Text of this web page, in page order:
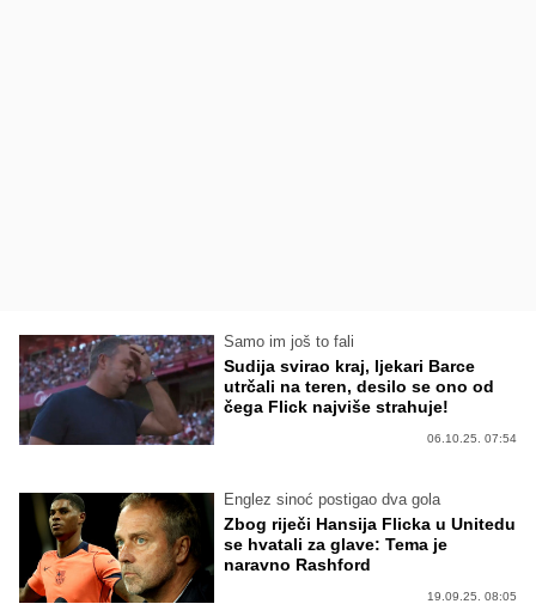
Samo im još to fali
Sudija svirao kraj, ljekari Barce
utrčali na teren, desilo se ono od
čega Flick najviše strahuje!
06.10.25. 07:54
Englez sinoć postigao dva gola
Zbog riječi Hansija Flicka u Unitedu
se hvatali za glave: Tema je
naravno Rashford
19.09.25. 08:05